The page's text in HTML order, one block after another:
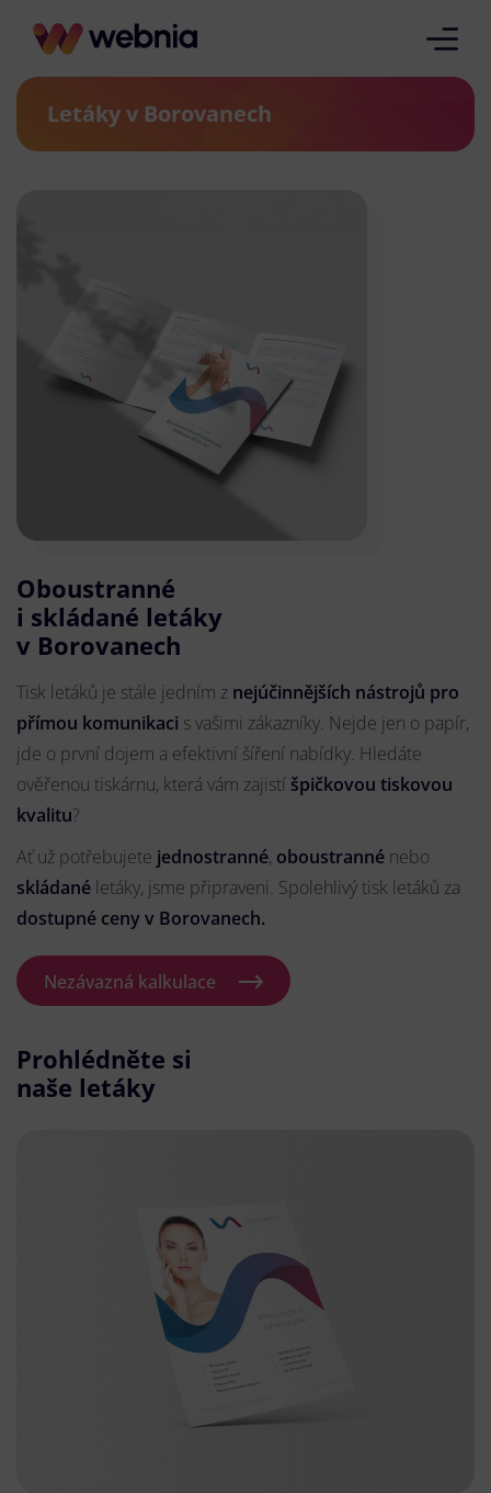
Letáky v Borovanech
Oboustranné
i skládané letáky
v Borovanech
Tisk letáků je stále jedním z nejúčinnějších nástrojů pro
přímou komunikaci s vašimi zákazníky. Nejde jen o papír,
jde o první dojem a efektivní šíření nabídky. Hledáte
ověřenou tiskárnu, která vám zajistí špičkovou tiskovou
kvalitu?
Ať už potřebujete jednostranné, oboustranné nebo
skládané letáky, jsme připraveni. Spolehlivý tisk letáků za
dostupné ceny v Borovanech.
Nezávazná kalkulace
Prohlédněte si
naše letáky